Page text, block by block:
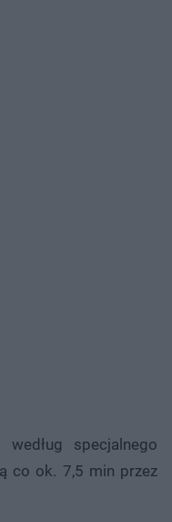
specjalnego
co ok. 7,5 min przez